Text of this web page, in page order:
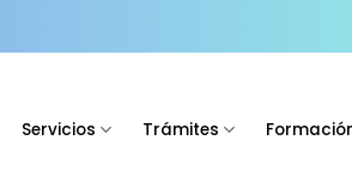
Servicios Trámites